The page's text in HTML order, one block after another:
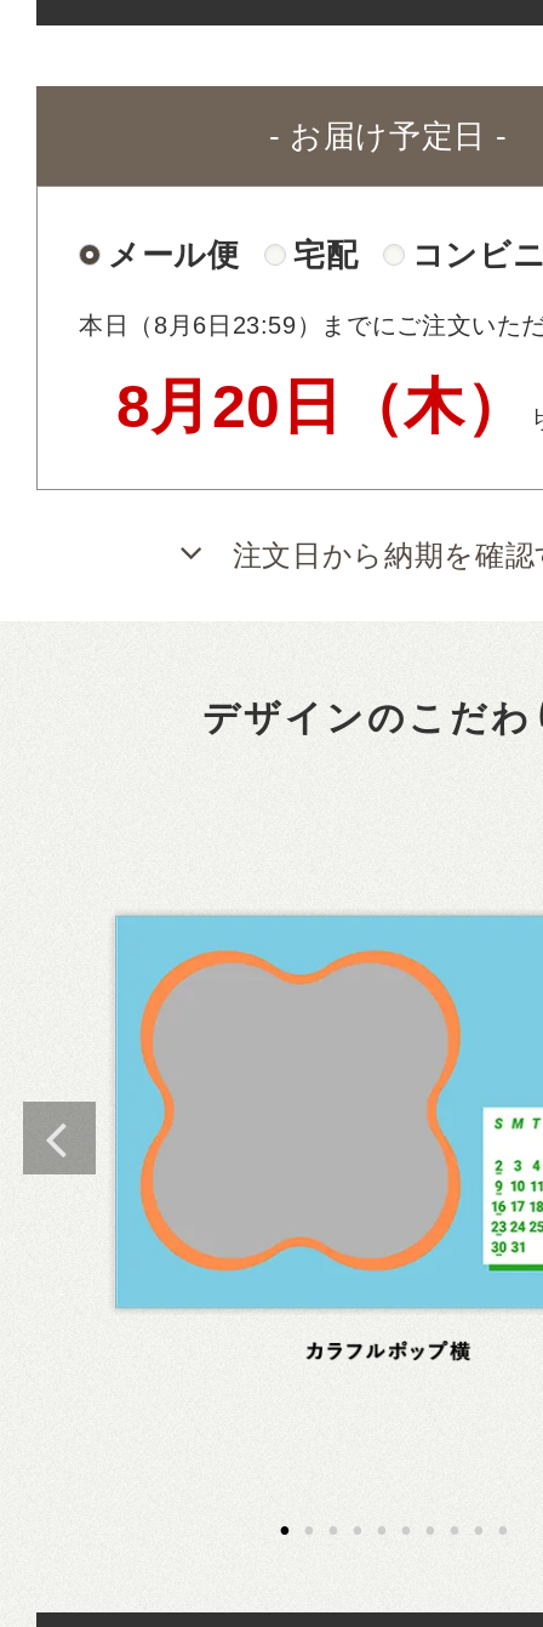
- お届け予定日 -
メール便 宅配 コンビ
本日（8月6日23:59） までにご注文いた
8月20日（木）
注文日から納期を確認
デザインのこだわ